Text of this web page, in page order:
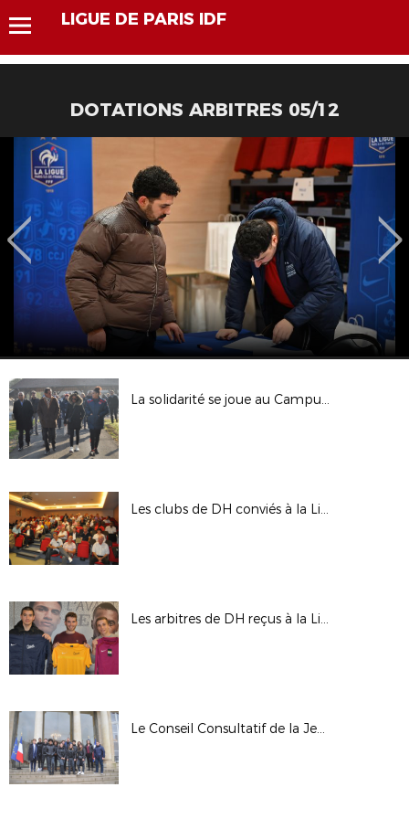
LIGUE DE PARIS IDF
DOTATIONS ARBITRES 05/12
La solidarité se joue au Campus pour les clubs franciliens
Les clubs de DH conviés à la Ligue pour la nouvelle saison
Les arbitres de DH reçus à la Ligue
Le Conseil Consultatif de la Jeunesse du District du 93 en visite à l’Elysée